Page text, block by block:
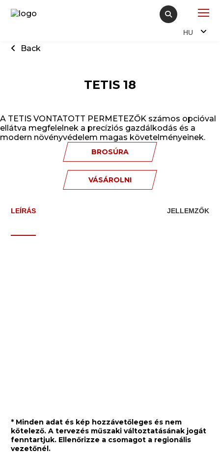
HU
Back
TETIS 18
A TETIS VONTATOTT PERMETEZŐK számos opcióval
ellátva megfelelnek a precíziós gazdálkodás és a
modern növényvédelem magas követelményeinek.
BROSÚRA
VÁSÁROLNI
LEÍRÁS JELLEMZŐK
* Minden adat és kép hozzávetőleges és nem
kötelező. A tervezés műszaki változtatásának jogát
fenntartjuk. Ellenőrizze a csomagot a regionális
vezetőnél.